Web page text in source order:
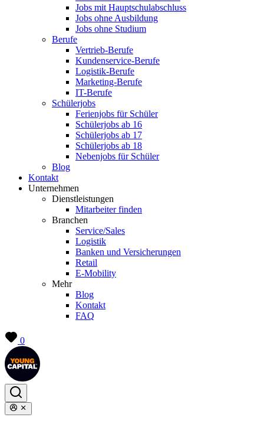
Jobs mit Hauptschulabschluss
Jobs ohne Ausbildung
Jobs ohne Studium
Berufe
Vertrieb-Berufe
Kundenservice-Berufe
Logistik-Berufe
Marketing-Berufe
IT-Berufe
Schülerjobs
Ferienjobs für Schüler
Schülerjobs ab 16
Schülerjobs ab 17
Schülerjobs ab 18
Nebenjobs für Schüler
Blog
Kontakt
Unternehmen
Dienstleistungen
Mitarbeiter finden
Branchen
Service/Sales
Logistik
Banken und Versicherungen
Retail
E-Mobility
Mehr
Blog
Kontakt
FAQ
0